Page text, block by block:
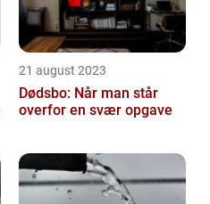
21 august 2023
Dødsbo: Når man står
overfor en svær opgave